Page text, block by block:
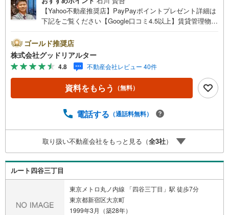
【Yahoo不動産推奨店】PayPayポイントプレゼント詳細は
下記をご覧ください【Google口コミ4.5以上】賃貸管理物件
介です。投資用マンションを購入する際、最大のリスクは
空室リスクです。利回りがいくら高かろうとも、空室が続
いてしまえば、絵に描いた餅になってしまいます。弊社で
ご紹介するマンションは、人気エリアのお薦め物件はもち
ろんのこと、エリアのニーズに合った人気のお部屋等、賃
貸営業経験スタッフの培ってきた知識と経験を基に物件を
ての対策はお任せください。掲載されている物件は、弊社
い合わせください。※記載賃料等の収入や利回りは、将来に
わたり、得られることを保証するものではありません。※賃
料等については、賃貸中のものについては現在の賃料等
で、空室または所有者居住中等のものについては、周辺の
賃料相場に基づき、満室時を想定して表示しています。
ゴールド推奨店
株式会社グッドリアルター
4.8 不動産会社レビュー 40件
資料をもらう （無料）
電話する （通話料無料）
取り扱い不動産会社をもっと見る（全3社）
ルート四谷三丁目
東京メトロ丸ノ内線 「四谷三丁目」駅 徒歩7分
東京都新宿区大京町
1999年3月（築28年）